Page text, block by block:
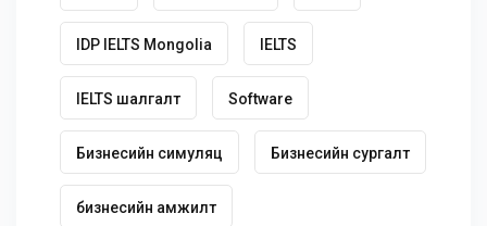
IDP IELTS Mongolia IELTS
IELTS шалгалт Software
Бизнесийн симуляц Бизнесийн сургалт
бизнесийн амжилт